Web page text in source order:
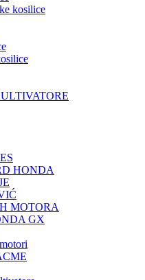
kosilice
HONDA
MOTORA
GX